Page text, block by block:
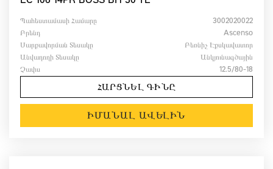
Պահեստամասի Համարը
3002020022
Բրենդ
Ascenso
Սարքավորման Տեսակը
Բեռնիչ Էքսկավատոր
Անվադողի Տեսակը
Անկյունագծային
Չափս
12.5/80-18
ՀԱՐՑՆԵԼ ԳԻՆԸ
ԻՄԱՆԱԼ ԱՎԵԼԻՆ